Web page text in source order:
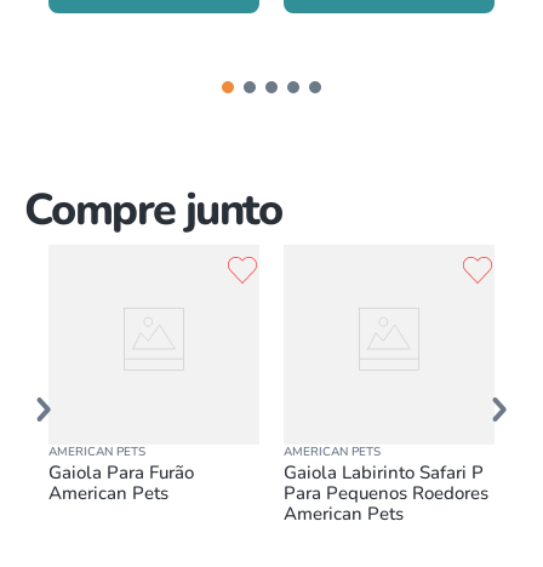
Compre junto
AMERICAN PETS
Gaiola Para Furão
American Pets
AMERICAN PETS
Gaiola Labirinto Safari P
Para Pequenos Roedores
American Pets